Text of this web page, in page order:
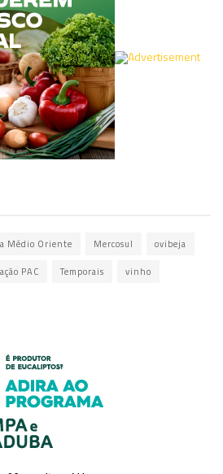
Médio Oriente Mercosul ovibeja
PAC Temporais vinho